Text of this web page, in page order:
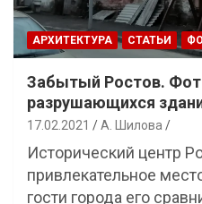
АРХИТЕКТУРА СТАТЬИ
Забытый Ростов.
разрушающихся
17.02.2021 А. Шилова
Исторический центр
привлекательное
гости города его